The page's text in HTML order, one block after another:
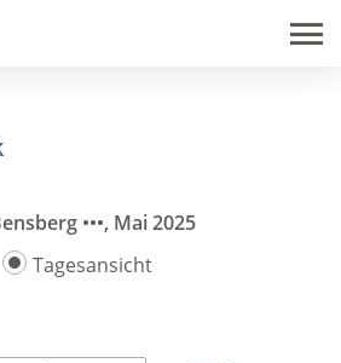
•••, Mai 2025
Tagesansicht